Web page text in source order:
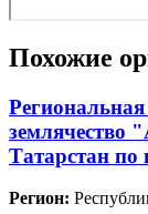
Похожие
Татарстан
Регион: